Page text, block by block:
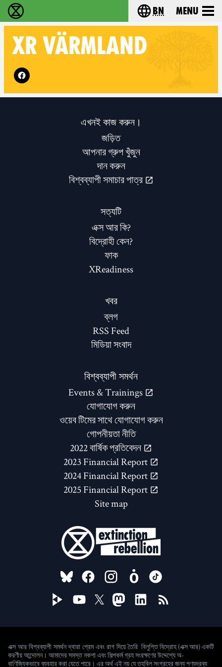
বিলুপ্তি বিদ্রোহ - Home Choose your
bn Menu
XR VÄRMLAND
Follow XR Värmland on
এখনই কাজ করুন।
জড়িত
আপনার গ্রুপ খুঁজুন
দান করুন
বিশ্বব্যাপী সমাচার পাত্র
সত্যটি
এক্স আর কি?
বিদ্রোহী কেন?
ফাক
XReadiness
খবর
ব্লগ
RSS Feed
মিডিয়া সংবাদ
বিশ্বব্যাপী সমর্থন
Events & Trainings
যোগাযোগ করুন
ওয়েব টিমের সাথে যোগাযোগ করুন
গোপনীয়তা নীতি
2022 বার্ষিক প্রতিবেদন
2023 Financial Report
2024 Financial Report
2025 Financial Report
Site map
FOLLOW US ON
এক্স আর বিশ্বব্যাপী সমর্থন দ্বারা প্রেম এবং রাগ দিয়ে তৈরি বিলুপ্তি বিদ্রোহ (এক্স আর) একটি
করণীয় আন্দোলন। আমাদের সমস্ত নকশা এবং শিল্পকর্ম গ্রহ সংরক্ষণের উদ্দেশ্যে অ-
বাণিজ্যিকভাবে ব্যবহার করা যেতে পারে। এর অর্থ এই নয় যে তহবিল সংগ্রহের জন্য পণ্যদ্রব্য